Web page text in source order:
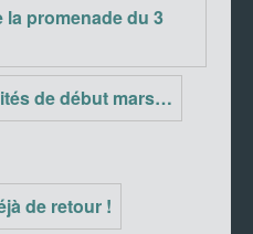
la promenade du 3
de début mars…
de retour !